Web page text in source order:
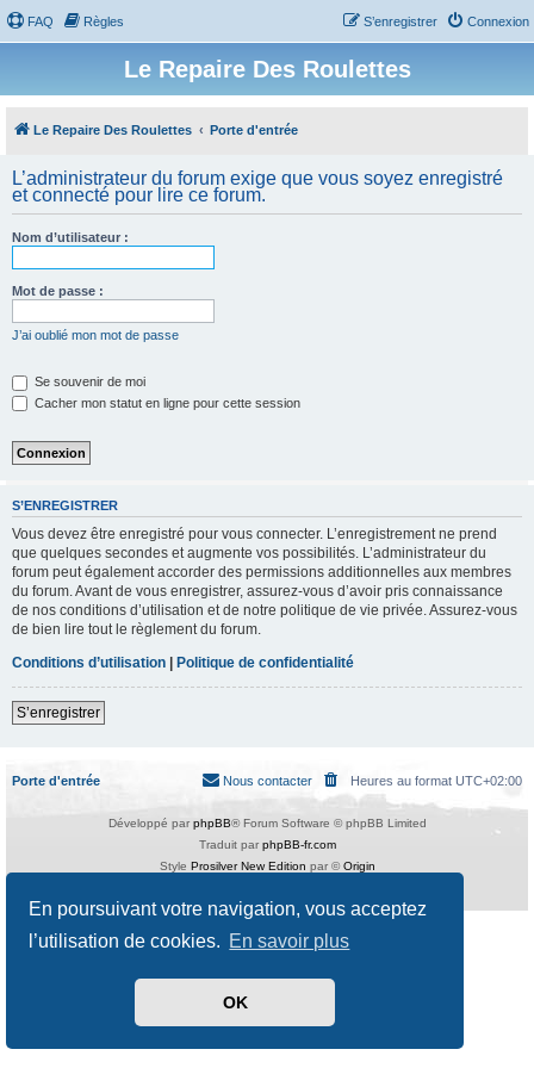
En poursuivant votre navigation, vous acceptez
l’utilisation de cookies. En savoir plus
OK
FAQ Règles Connexion
S’enregistrer
Le Repaire Des Roulettes
Le Repaire Des Roulettes Porte d'entrée
L’administrateur du forum exige que vous soyez enregistré
et connecté pour lire ce forum.
Nom d’utilisateur :
Mot de passe :
J’ai oublié mon mot de passe
Se souvenir de moi
Cacher mon statut en ligne pour cette session
S’ENREGISTRER
Vous devez être enregistré pour vous connecter. L’enregistrement ne prend
que quelques secondes et augmente vos possibilités. L’administrateur du
forum peut également accorder des permissions additionnelles aux membres
du forum. Avant de vous enregistrer, assurez-vous d’avoir pris connaissance
de nos conditions d’utilisation et de notre politique de vie privée. Assurez-vous
de bien lire tout le règlement du forum.
Conditions d’utilisation | Politique de confidentialité
S’enregistrer
Porte d'entrée Heures au format UTC+02:00
Nous contacter
Développé par phpBB® Forum Software © phpBB Limited
Traduit par phpBB-fr.com
Style Prosilver New Edition par ©Origin